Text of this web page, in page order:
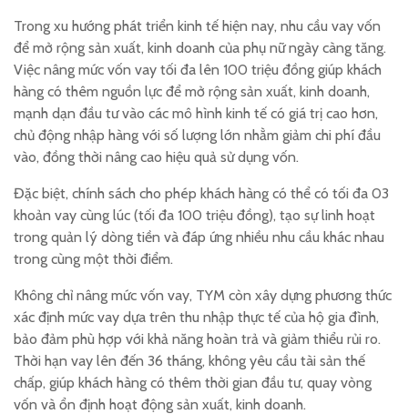
Trong xu hướng phát triển kinh tế hiện nay, nhu cầu vay vốn
để mở rộng sản xuất, kinh doanh của phụ nữ ngày càng tăng.
Việc nâng mức vốn vay tối đa lên 100 triệu đồng giúp khách
hàng có thêm nguồn lực để mở rộng sản xuất, kinh doanh,
mạnh dạn đầu tư vào các mô hình kinh tế có giá trị cao hơn,
chủ động nhập hàng với số lượng lớn nhằm giảm chi phí đầu
vào, đồng thời nâng cao hiệu quả sử dụng vốn.
Đặc biệt, chính sách cho phép khách hàng có thể có tối đa 03
khoản vay cùng lúc (tối đa 100 triệu đồng), tạo sự linh hoạt
trong quản lý dòng tiền và đáp ứng nhiều nhu cầu khác nhau
trong cùng một thời điểm.
Không chỉ nâng mức vốn vay, TYM còn xây dựng phương thức
xác định mức vay dựa trên thu nhập thực tế của hộ gia đình,
bảo đảm phù hợp với khả năng hoàn trả và giảm thiểu rủi ro.
Thời hạn vay lên đến 36 tháng, không yêu cầu tài sản thế
chấp, giúp khách hàng có thêm thời gian đầu tư, quay vòng
vốn và ổn định hoạt động sản xuất, kinh doanh.